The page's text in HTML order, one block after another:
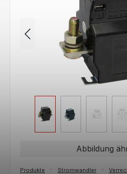
Abbildung
Produkte Stromwandler